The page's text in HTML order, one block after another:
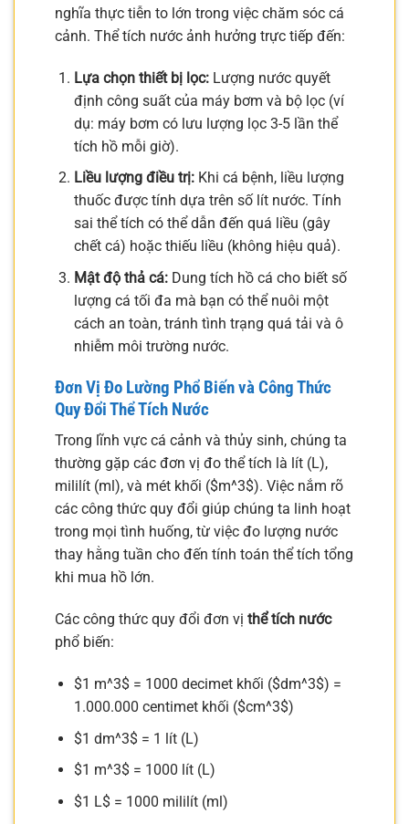
nghĩa thực tiễn to lớn trong việc chăm sóc cá
cảnh. Thể tích nước ảnh hưởng trực tiếp đến:
Lựa chọn thiết bị lọc:Lượng nước quyết
định công suất của máy bơm và bộ lọc (ví
dụ: máy bơm có lưu lượng lọc 3-5 lần thể
tích hồ mỗi giờ).
Liều lượng điều trị:Khi cá bệnh, liều lượng
thuốc được tính dựa trên số lít nước. Tính
sai thể tích có thể dẫn đến quá liều (gây
chết cá) hoặc thiếu liều (không hiệu quả).
Mật độ thả cá:Dung tích hồ cá cho biết số
lượng cá tối đa mà bạn có thể nuôi một
cách an toàn, tránh tình trạng quá tải và ô
nhiễm môi trường nước.
Đơn Vị Đo Lường Phổ Biến và Công Thức
Quy Đổi Thể Tích Nước
Trong lĩnh vực cá cảnh và thủy sinh, chúng ta
thường gặp các đơn vị đo thể tích là lít (L),
mililít (ml), và mét khối ($m^3$). Việc nắm rõ
các công thức quy đổi giúp chúng ta linh hoạt
trong mọi tình huống, từ việc đo lượng nước
thay hằng tuần cho đến tính toán thể tích tổng
khi mua hồ lớn.
Các công thức quy đổi đơn vị thể tích nước
phổ biến:
$1 m^3$ = 1000 decimet khối ($dm^3$) =
1.000.000 centimet khối ($cm^3$)
$1 dm^3$ = 1 lít (L)
$1 m^3$ = 1000 lít (L)
$1 L$ = 1000 mililít (ml)